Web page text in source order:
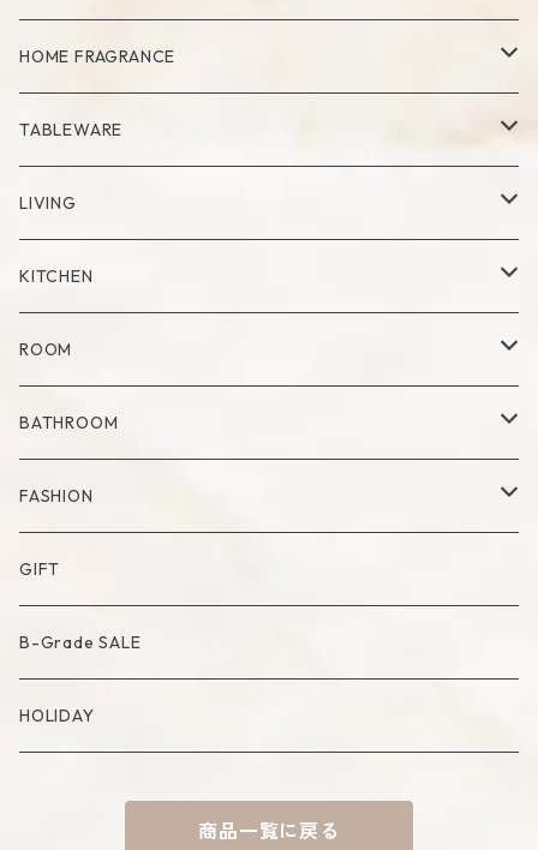
NECKLACE
RING
HOME FRAGRANCE
Palo Santo
TABLEWARE
Cup
Mug
Glass
Plate
Set
Milk Pitcher
Bowl
Cutlery
Compote・Cake Stand
Placemat
LIVING
Vase
Dry Flower Vase
Tray
Fabric Poster
Artificial Flower
Artificial Bouquet
Candle
Candle Accessory
Basket
KITCHEN
Kitchen Tool
Tea Pot
ROOM
Blanket
Accessory Case
Lamp
Object
Mirror
BATHROOM
Towel
Mat
FASHION
Bag
Socks
GIFT
B-Grade SALE
HOLIDAY
商品一覧に戻る